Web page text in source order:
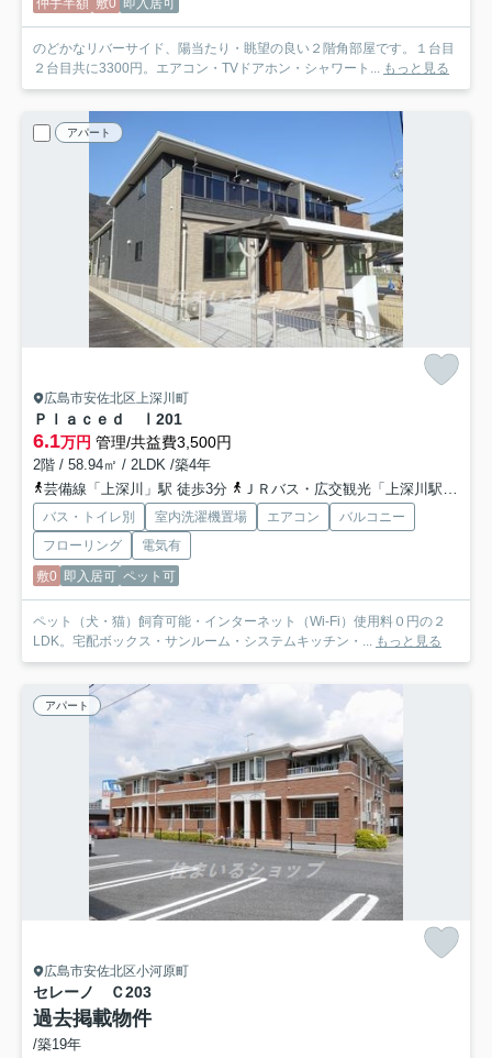
仲手半額 敷0 即入居可
のどかなリバーサイド、陽当たり・眺望の良い２階角部屋です。１台目
２台目共に3300円。エアコン・TVドアホン・シャワート... もっと見る
アパート
広島市安佐北区上深川町
Ｐｌａｃｅｄ Ⅰ 201
6.1万円 管理/共益費3,500円
2階 / 58.94㎡ / 2LDK /築4年
芸備線「上深川」駅 徒歩3分
ＪＲバス・広交観光「上深川駅前バス停」バス停下車 徒歩4分
バス・トイレ別 室内洗濯機置場 エアコン
バルコニー
フローリング
電気有
敷0 即入居可 ペット可
ペット（犬・猫）飼育可能・インターネット（Wi-Fi）使用料０円の２
LDK。宅配ボックス・サンルーム・システムキッチン・... もっと見る
アパート
広島市安佐北区小河原町
セレーノ Ｃ203
過去掲載物件
/築19年